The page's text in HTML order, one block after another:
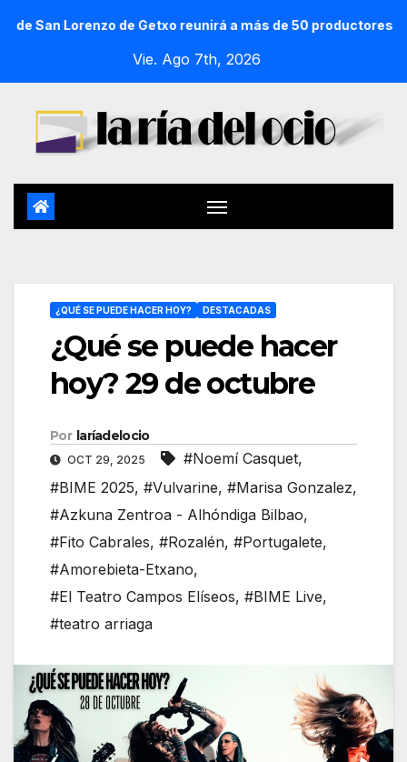
de Getxo reunirá a más de 50 productores del País
Vie. Ago 7th, 2026
¿QUÉ SE PUEDE HACER HOY? DESTACADAS
¿Qué se puede hacer
hoy? 29 de octubre
Por laríadelocio
OCT 29, 2025 #Noemí Casquet,
#BIME 2025, #Vulvarine, #Marisa Gonzalez,
#Azkuna Zentroa - Alhóndiga Bilbao,
#Fito Cabrales, #Rozalén, #Portugalete,
#Amorebieta-Etxano,
#El Teatro Campos Elíseos, #BIME Live,
#teatro arriaga